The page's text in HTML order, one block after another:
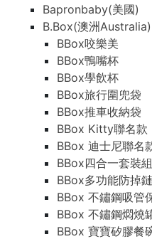
Bapronbaby(美國)
B.Box(澳洲Australia)
BBox咬樂美
BBox鴨嘴杯
BBox學飲杯
BBox旅行圍兜袋
BBox推車收納袋
BBox Kitty聯名款
BBox 迪士尼聯名
BBox四合一套裝組
BBox多功能防掉鏈
BBox 不鏽鋼吸管
BBox 不鏽鋼燜燒
BBox 寶寶矽膠餐